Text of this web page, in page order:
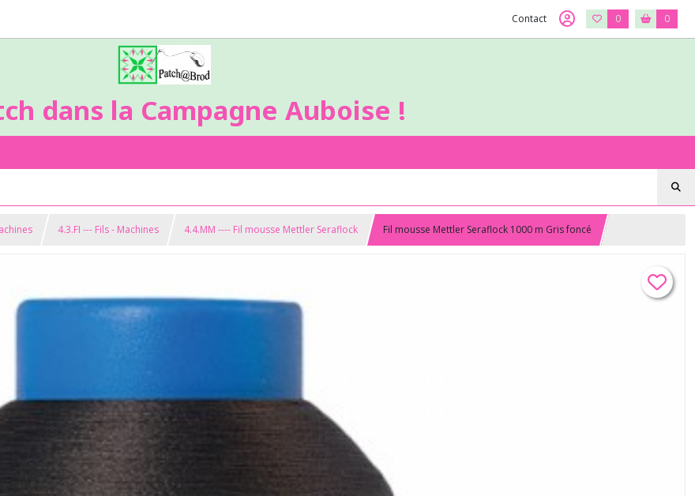
Contact 0 0
dans la Campagne Auboise !
4.3.FI --- Fils - Machines 4.4.MM ---- Fil mousse Mettler Seraflock Fil mousse Mettler Seraflock 1000 m Gris foncé